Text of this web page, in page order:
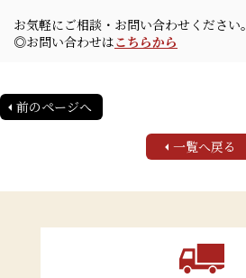
お気軽にご相談・お問い合わせください。
◎お問い合わせはこちらから
前のページへ
一覧へ戻る